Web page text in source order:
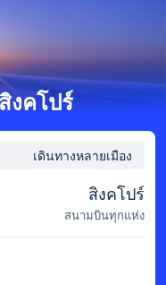
งคโปร์
เดินทางหลายเมือง
สิงคโปร์
สนามบินทุกแห่ง